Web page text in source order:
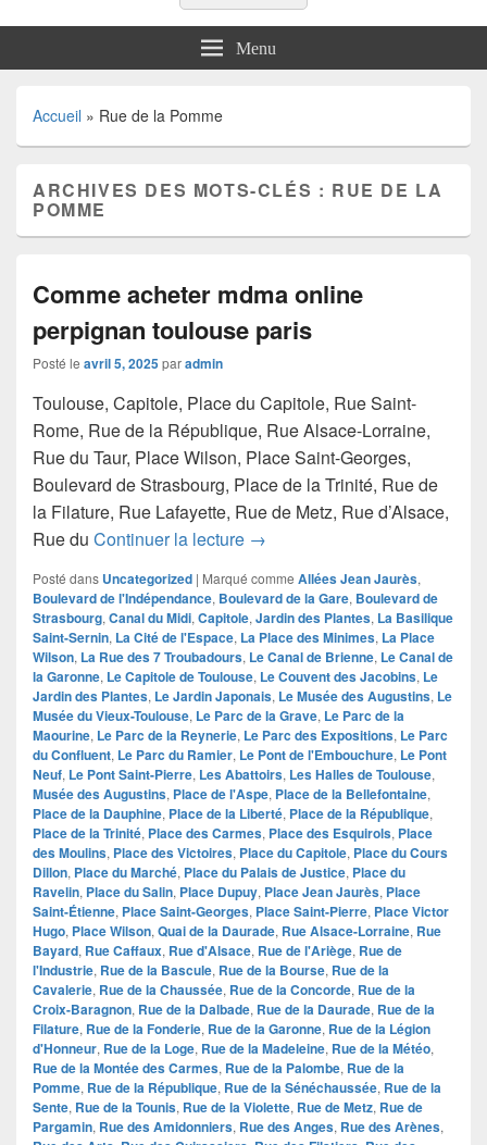
Menu
Accueil » Rue de la Pomme
ARCHIVES DES MOTS-CLÉS : RUE DE LA
POMME
Comme acheter mdma online
perpignan toulouse paris
Posté le avril 5, 2025paradmin
Toulouse, Capitole, Place du Capitole, Rue Saint-
Rome, Rue de la République, Rue Alsace-Lorraine,
Rue du Taur, Place Wilson, Place Saint-Georges,
Boulevard de Strasbourg, Place de la Trinité, Rue de
la Filature, Rue Lafayette, Rue de Metz, Rue d’Alsace,
Rue du Continuer la lecture Comme acheter mdma online
→
Posté dans Uncategorized | Marqué comme Allées Jean Jaurès,
Boulevard de l'Indépendance, Boulevard de la Gare, Boulevard de
Strasbourg, Canal du Midi, Capitole, Jardin des Plantes, La Basilique
Saint-Sernin, La Cité de l'Espace, La Place des Minimes, La Place
Wilson, La Rue des 7 Troubadours, Le Canal de Brienne, Le Canal de
la Garonne, Le Capitole de Toulouse, Le Couvent des Jacobins, Le
Jardin des Plantes, Le Jardin Japonais, Le Musée des Augustins, Le
Musée du Vieux-Toulouse, Le Parc de la Grave, Le Parc de la
Maourine, Le Parc de la Reynerie, Le Parc des Expositions, Le Parc
du Confluent, Le Parc du Ramier, Le Pont de l'Embouchure, Le Pont
Neuf, Le Pont Saint-Pierre, Les Abattoirs, Les Halles de Toulouse,
Musée des Augustins, Place de l'Aspe, Place de la Bellefontaine,
Place de la Dauphine, Place de la Liberté, Place de la République,
Place de la Trinité, Place des Carmes, Place des Esquirols, Place
des Moulins, Place des Victoires, Place du Capitole, Place du Cours
Dillon, Place du Marché, Place du Palais de Justice, Place du
Ravelin, Place du Salin, Place Dupuy, Place Jean Jaurès, Place
Saint-Étienne, Place Saint-Georges, Place Saint-Pierre, Place Victor
Hugo, Place Wilson, Quai de la Daurade, Rue Alsace-Lorraine, Rue
Bayard, Rue Caffaux, Rue d'Alsace, Rue de l'Ariège, Rue de
l'Industrie, Rue de la Bascule, Rue de la Bourse, Rue de la
Cavalerie, Rue de la Chaussée, Rue de la Concorde, Rue de la
Croix-Baragnon, Rue de la Dalbade, Rue de la Daurade, Rue de la
Filature, Rue de la Fonderie, Rue de la Garonne, Rue de la Légion
d'Honneur, Rue de la Loge, Rue de la Madeleine, Rue de la Météo,
Rue de la Montée des Carmes, Rue de la Palombe, Rue de la
Pomme, Rue de la République, Rue de la Sénéchaussée, Rue de la
Sente, Rue de la Tounis, Rue de la Violette, Rue de Metz, Rue de
Pargamin, Rue des Amidonniers, Rue des Anges, Rue des Arènes,